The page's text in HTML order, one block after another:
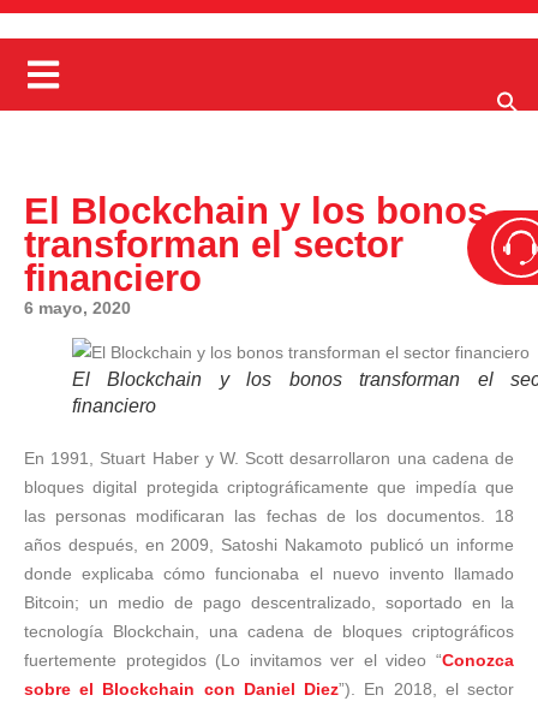
El Blockchain y los bonos
transforman el sector
financiero
6 mayo, 2020
El Blockchain y los bonos transforman el
financiero
En 1991, Stuart Haber y W. Scott desarrollaron una cadena de
bloques digital protegida criptográficamente que impedía que
las personas modificaran las fechas de los documentos. 18
años después, en 2009, Satoshi Nakamoto publicó un informe
donde explicaba cómo funcionaba el nuevo invento llamado
Bitcoin; un medio de pago descentralizado, soportado en la
tecnología Blockchain, una cadena de bloques criptográficos
fuertemente protegidos (Lo invitamos ver el video “Conozca
sobre el Blockchain con Daniel Diez”). En 2018, el sector